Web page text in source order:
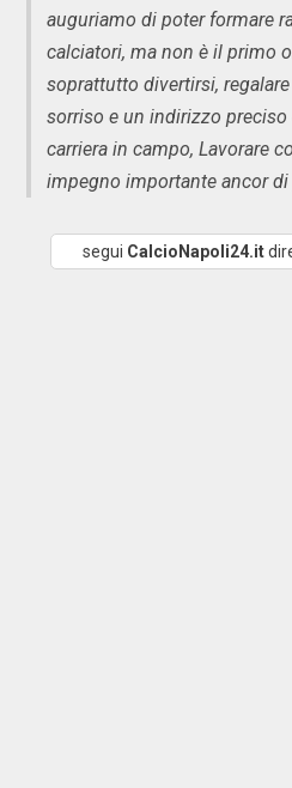
auguriamo di poter formare
calciatori, ma non è il primo
soprattutto divertirsi,
sorriso e un indirizzo
carriera in campo, Lavorare
impegno importante ancor di
segui CalcioNapoli24.it